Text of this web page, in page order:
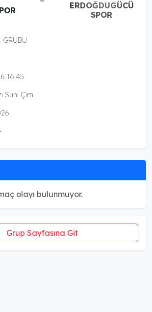
ERDOĞDUGÜCÜ
SPOR
GRUBU
16:45
Suni Çim
olayı bulunmuyor.
Grup Sayfasına Git